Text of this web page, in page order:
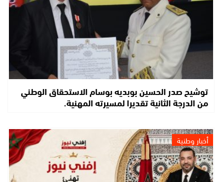
توشيح صدر الحسين بوبديه بوسام الاستحقاق الوطني
من الدرجة الثانية تقديرا لمسيرته المهنية.
أخبار وطنية